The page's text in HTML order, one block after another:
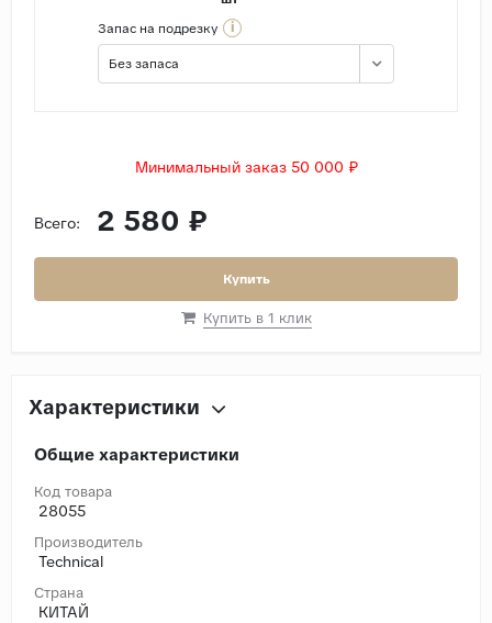
Запас на подрезку
i
Без запаса
Минимальный заказ 50 000 ₽
Всего: 2 580 ₽
Купить
Купить в 1 клик
Характеристики
Общие характеристики
Код товара
28055
Производитель
Technical
Страна
КИТАЙ